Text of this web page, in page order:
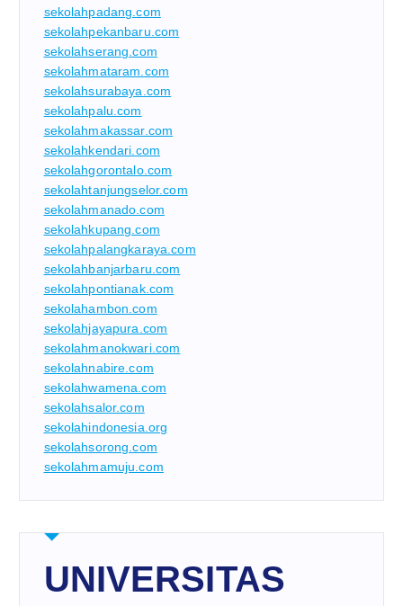
sekolahpadang.com
sekolahpekanbaru.com
sekolahserang.com
sekolahmataram.com
sekolahsurabaya.com
sekolahpalu.com
sekolahmakassar.com
sekolahkendari.com
sekolahgorontalo.com
sekolahtanjungselor.com
sekolahmanado.com
sekolahkupang.com
sekolahpalangkaraya.com
sekolahbanjarbaru.com
sekolahpontianak.com
sekolahambon.com
sekolahjayapura.com
sekolahmanokwari.com
sekolahnabire.com
sekolahwamena.com
sekolahsalor.com
sekolahindonesia.org
sekolahsorong.com
sekolahmamuju.com
UNIVERSITAS